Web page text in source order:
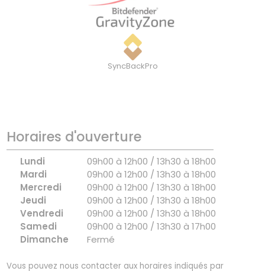
SyncBackPro
Horaires d'ouverture
Lundi
09h00 à 12h00 / 13h30 à 18h00
Mardi
09h00 à 12h00 / 13h30 à 18h00
Mercredi
09h00 à 12h00 / 13h30 à 18h00
Jeudi
09h00 à 12h00 / 13h30 à 18h00
Vendredi
09h00 à 12h00 / 13h30 à 18h00
Samedi
09h00 à 12h00 / 13h30 à 17h00
Dimanche
Fermé
Vous pouvez nous contacter aux horaires indiqués par